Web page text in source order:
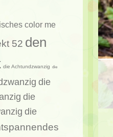
color me
52 den
die Achtundzwanzig die
die
die
die